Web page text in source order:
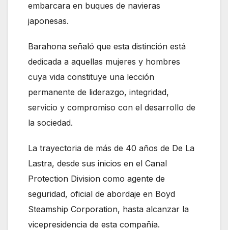
embarcara en buques de navieras
japonesas.
Barahona señaló que esta distinción está
dedicada a aquellas mujeres y hombres
cuya vida constituye una lección
permanente de liderazgo, integridad,
servicio y compromiso con el desarrollo de
la sociedad.
La trayectoria de más de 40 años de De La
Lastra, desde sus inicios en el Canal
Protection Division como agente de
seguridad, oficial de abordaje en Boyd
Steamship Corporation, hasta alcanzar la
vicepresidencia de esta compañía.